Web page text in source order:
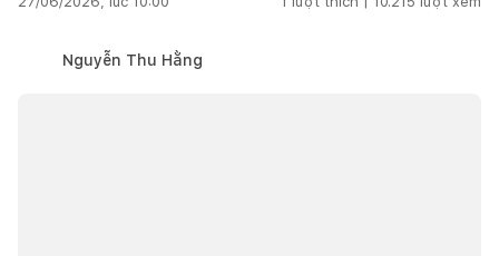
Nguyễn Thu Hằng